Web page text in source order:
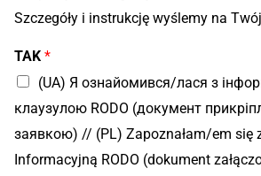
Szczegóły i instrukcję wyślemy na
І
м
д
и
т
TAK *
(UA) Я ознайомився/лася з
клаузулою RODO (документ
заявкою) // (PL) Zapoznałam/em się
Informacyjną RODO (dokument